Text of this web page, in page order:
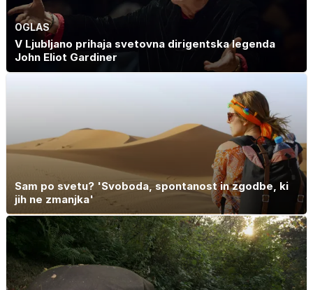
OGLAS
V Ljubljano prihaja svetovna dirigentska legenda
John Eliot Gardiner
Sam po svetu? 'Svoboda, spontanost in zgodbe, ki
jih ne zmanjka'